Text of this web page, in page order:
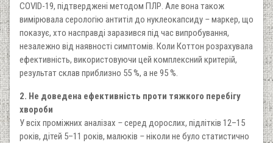
COVID-19, підтверджені методом ПЛР. Але вона також
вимірювала серологію антитіл до нуклеокапсиду –маркер, що
показує, хто насправді заразився під час випробування,
незалежно від наявності симптомів. Коли Коттон розрахувала
ефективність, використовуючи цей комплексний критерій,
результат склав приблизно 55 %, а не 95 %.
2. Не доведена ефективність проти тяжкого перебігу
хвороби
У всіх проміжних аналізах –серед дорослих, підлітків 12–15
років, дітей 5–11 років, малюків –ніколи не було статистично